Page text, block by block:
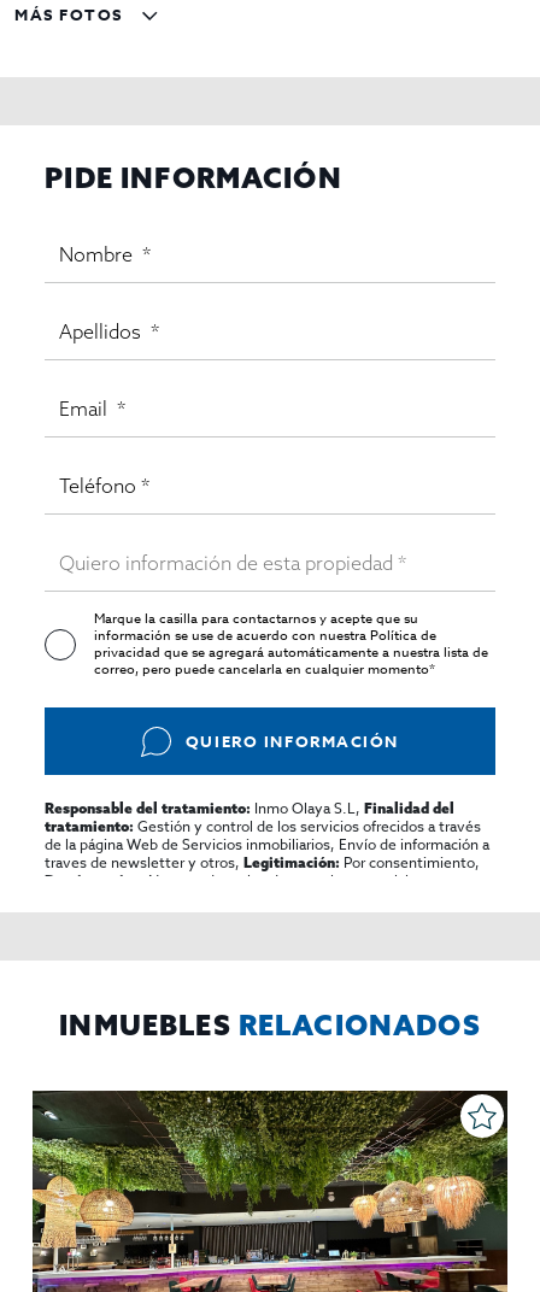
MÁS FOTOS
PIDE INFORMACIÓN
Marque la casilla para contactarnos y acepte que su
información se use de acuerdo con nuestraPolítica de
privacidadque se agregará automáticamente a nuestra lista de
correo, pero puede cancelarla en cualquier momento*
QUIERO INFORMACIÓN
Responsable del tratamiento: Inmo Olaya S.L,Finalidad del
tratamiento: Gestión y control de los servicios ofrecidos a través
de la página Web de Servicios inmobiliarios, Envío de información a
traves de newsletter y otros,Legitimación: Por consentimiento,
Destinatarios:
No se cederan los datos, salvo para elaborar
rectificar y suprimir los datos, solicitar la portabilidad de los
INMUEBLES RELACIONADOS